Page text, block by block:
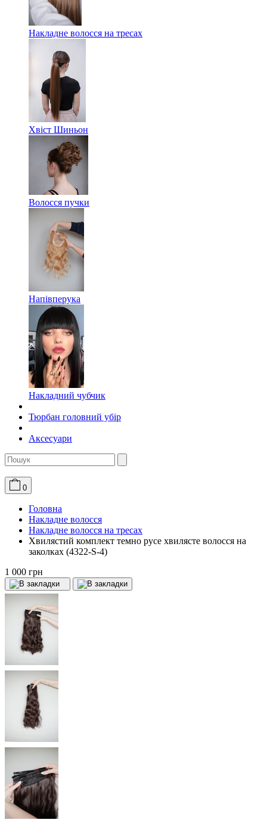
Накладне волосся на тресах
Хвіст Шиньон
Волосся пучки
Напівперука
Накладний чубчик
Тюрбан головний убір
Аксесуари
0
Головна
Накладне волосся
Накладне волосся на тресах
Хвилястий комплект темно русе хвилясте волосся на
заколках (4322-S-4)
1 000 грн